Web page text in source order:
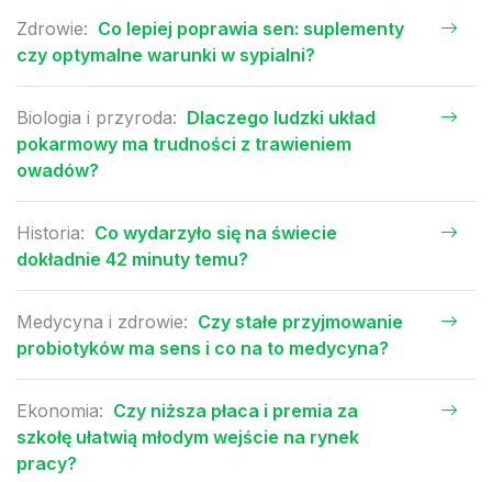
Zdrowie: Co lepiej poprawia sen: suplementy
czy optymalne warunki w sypialni?
Biologia i przyroda: Dlaczego ludzki układ
pokarmowy ma trudności z trawieniem
owadów?
Historia: Co wydarzyło się na świecie
dokładnie 42 minuty temu?
Medycyna i zdrowie: Czy stałe przyjmowanie
probiotyków ma sens i co na to medycyna?
Ekonomia: Czy niższa płaca i premia za
szkołę ułatwią młodym wejście na rynek
pracy?